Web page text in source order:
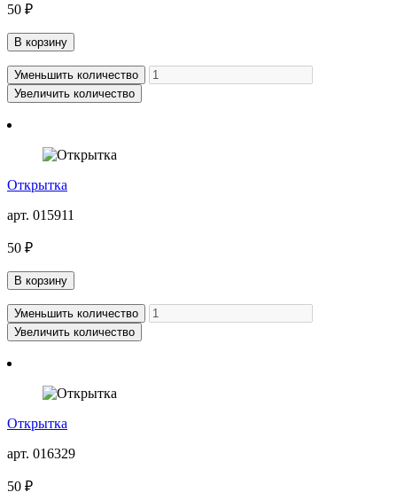
50 ₽
В корзину
Уменьшить количество
Увеличить количество
Открытка
арт. 015911
50 ₽
В корзину
Уменьшить количество
Увеличить количество
Открытка
арт. 016329
50 ₽